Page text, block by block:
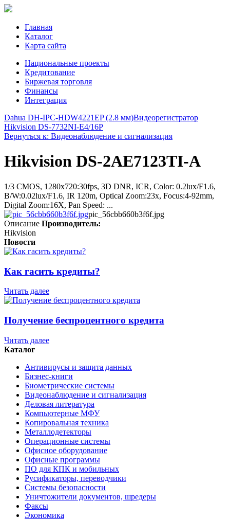
Главная
Каталог
Карта сайта
Национальные проекты
Кредитование
Биржевая торговля
Финансы
Интеграция
Dahua DH-IPC-HDW4221EP (2.8 мм)Видеорегистратор
Hikvision DS-7732NI-E4/16P
Вернуться к: Видеонаблюдение и сигнализация
Hikvision DS-2AE7123TI-A
1/3 CMOS, 1280x720:30fps, 3D DNR, ICR, Color: 0.2lux/F1.6,
B/W:0.02lux/F1.6, IR 120m, Optical Zoom:23x, Focus:4-92mm,
Digital Zoom:16X, Pan Speed: ...
pic_56cbb660b3f6f.jpg
Описание Производитель:
Hikvision
Новости
Как гасить кредиты?
Читать далее
Получение беспроцентного кредита
Читать далее
Каталог
Антивирусы и защита данных
Бизнес-книги
Биометрические системы
Видеонаблюдение и сигнализация
Деловая литература
Компьютерные МФУ
Копировальная техника
Металлодетекторы
Операционные системы
Офисное оборудование
Офисные программы
ПО для КПК и мобильных
Русификаторы, переводчики
Системы безопасности
Уничтожители документов, шредеры
Факсы
Экономика